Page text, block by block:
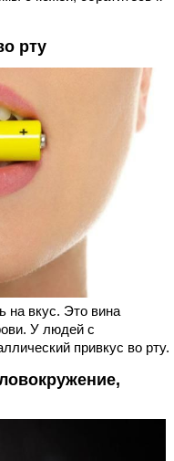
рту
на вкус. Это вина
У людей с
привкус во рту.